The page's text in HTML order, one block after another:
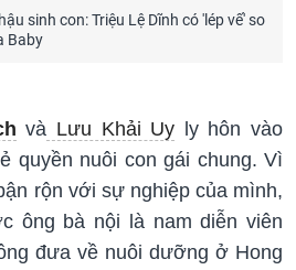
sinh con: Triệu Lệ Dĩnh có 'lép vế' so
Baby
và Lưu Khải Uy ly hôn vào
quyền nuôi con gái chung. Vì
rộn với sự nghiệp của mình,
ông bà nội là nam diễn viên
đưa về nuôi dưỡng ở Hong